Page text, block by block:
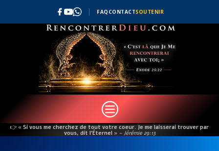
FAQ CONTACTSOUTENIR
c
👉 « Si vous me cherchez de tout votre coeur. Je me laisserai trouver par
vous, dit l’Éternel » – Jérémie 29:13